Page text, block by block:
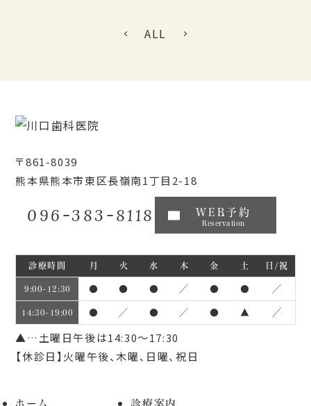
ALL
〒861-8039
熊本県熊本市東区長嶺南1丁目2-18
096-383-8118 WEB予約
Reservation
診療時間 月 火 水 木 金 土 日/祝
9:00~12:30 ● ● ● ／ ● ● ／
14:30~19:00 ● ／ ● ／ ● ▲ ／
▲…土曜日午後は14:30～17:30
【休診日】火曜午後、木曜、日曜、祝日
ホーム
診療案内